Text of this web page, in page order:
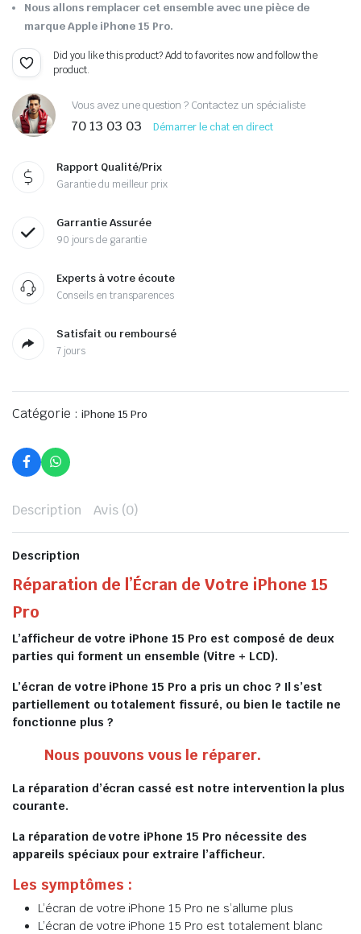
Nous allons remplacer cet ensemble avec une pièce de
marque Apple iPhone 15 Pro.
Did you like this product? Add to favorites now and follow the
product.
Vous avez une question ? Contactez un spécialiste
70 13 03 03 Démarrer le chat en direct
Rapport Qualité/Prix
Garantie du meilleur prix
Garrantie Assurée
90 jours de garantie
Experts à votre écoute
Conseils en transparences
Satisfait ou remboursé
7 jours
Catégorie : iPhone 15 Pro
Description Avis (0)
Description
Réparation de l’Écran de Votre iPhone 15
Pro
L’afficheur de votre iPhone 15 Pro est composé de deux
parties qui forment un ensemble (Vitre + LCD).
L’écran de votre iPhone 15 Pro a pris un choc ? Il s’est
partiellement ou totalement fissuré, ou bien le tactile ne
fonctionne plus ?
Nous pouvons vous le réparer.
La réparation d’écran cassé est notre intervention la plus
courante.
La réparation de votre iPhone 15 Pro nécessite des
appareils spéciaux pour extraire l’afficheur.
Les symptômes :
L’écran de votre iPhone 15 Pro ne s’allume plus
L’écran de votre iPhone 15 Pro est totalement blanc